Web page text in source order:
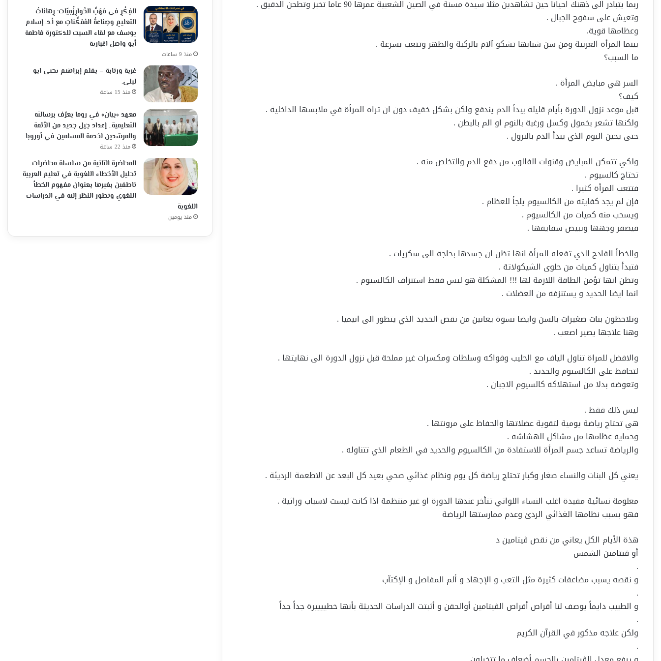
ربما يتبادر الى ذهنك احيانا حين تشاهدين مثلا سيدة مسنة في الصين الشعبية عمرها 90 عاما تخبز وتطحن الدقيق .
وتعيش على سفوح الجبال .
وعظامها قوية.
بينما المرأة العربية ومن سن شبابها تشكو آلام بالركبة والظهر وتتعب بسرعة .
ما السبب؟
السر هي مبايض المرأة .
كيف؟
قبل موعد نزول الدورة بأيام قليلة يبدأ الدم يندفع ولكن بشكل خفيف دون ان تراه المرأة في ملابسها الداخلية .
ولكنها تشعر بخمول وكسل ورغبة بالنوم او الم بالبطن .
حتى يحين اليوم الذي يبدأ الدم بالنزول .
ولكي تتمكن المبايض وقنوات الفالوب من دفع الدم والتخلص منه .
تحتاج كالسيوم .
فتتعب المرأة كثيرا .
فإن لم يجد كفايته من الكالسيوم يلجأ للعظام .
ويسحب منه كميات من الكالسيوم .
فيصفر وجهها وتبيض شفايفها .
والخطأ الفادح الذي تفعله المرأة انها تظن ان جسدها بحاجة الى سكريات .
فتبدأ بتناول كميات من حلوى الشيكولاتة .
وتظن انها تؤمن الطاقة اللازمة لها !!! المشكلة هو ليس فقط استنزاف الكالسيوم .
انما ايضا الحديد و يستنزفه من العضلات .
وتلاحظون بنات صغيرات بالسن وايضا نسوة يعانين من نقص الحديد الذي يتطور الى انيميا .
وهنا علاجها يصير اصعب .
والافضل للمراة تناول الياف مع الحليب وفواكه وسلطات ومكسرات غير مملحة قبل نزول الدورة الى نهايتها .
لتحافظ على الكالسيوم والحديد .
وتعوضه بدلا من استهلاكه كالسيوم الاجبان .
ليس ذلك فقط .
هي تحتاج رياضة يومية لتقوية عضلاتها والحفاظ على مرونتها .
وحماية عظامها من مشاكل الهشاشة .
والرياضة تساعد جسم المرأة للاستفادة من الكالسيوم والحديد في الطعام الذي تتناوله .
يعني كل البنات والنساء صغار وكبار تحتاج رياضة كل يوم ونظام غذائي صحي بعيد كل البعد عن الاطعمة الرديئة .
معلومة نسائية مفيدة اغلب النساء اللواتي تتأخر عندها الدورة او غير منتظمة اذا كانت ليست لاسباب وراثية .
فهو بسبب نظامها الغذائي الردئ وعدم ممارستها الرياضة
هذة الأيام الكل يعاني من نقص ڤيتامين د
أو ڤيتامين الشمس
.
و نقصه يسبب مضاعفات كثيرة مثل التعب و الإجهاد و ألم المفاصل و الإكتآب
.
و الطبيب دايماً يوصف لنا أقراص أقراص الڤيتامين أوالحقن و أثبتت الدراسات الحديثة بأنها خطييييرة جداً جداً
.
ولكن علاجه مذكور في القرآن الكريم
.
الفِكْرِ في مَهَبِّ الخَوارِزْمِيّات: رِهاناتُ
التعليمِ وصِناعةُ المُمَكِّناتِ مع أ.د. إسلام
يوسف مع لقاء السبت للدكتورة فاطمة
أبو واصل اغبارية
منذ 9 ساعات
غربة ورتابة – بقلم إبراهيم يحيى ابو
ليلى.
منذ 15 ساعة
معهد «بيان» في روما يعرّف برسالته
التعليمية.. إعداد جيل جديد من الأئمة
والمرشدين لخدمة المسلمين في أوروبا
منذ 22 ساعة
المحاضرة الثانية من سلسلة محاضرات
تحليل الأخطاء اللغوية في تعليم العربية
ناطقين بغيرها بعنوان مفهوم الخطأ
اللغوي وتطور النظر إليه في الدراسات
اللغوية
منذ يومين